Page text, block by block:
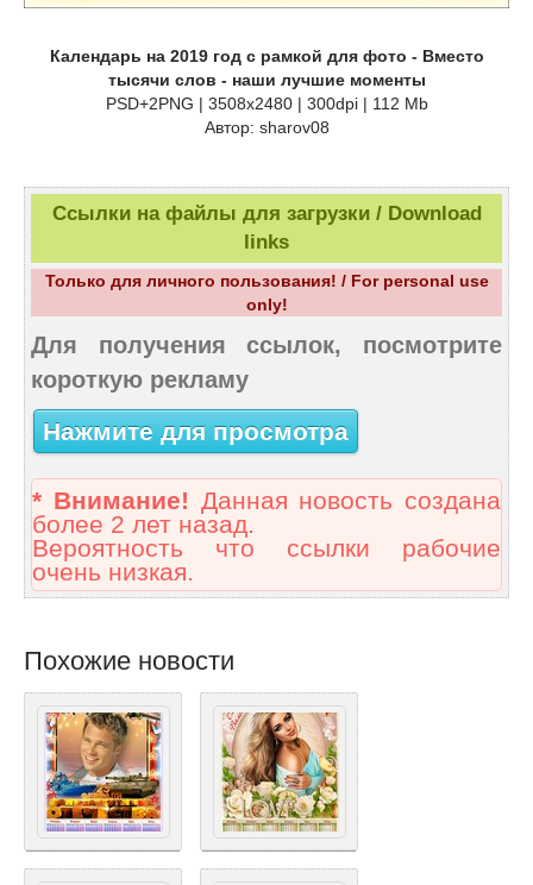
Календарь на 2019 год с рамкой для фото - Вместо
тысячи слов - наши лучшие моменты
PSD+2PNG | 3508x2480 | 300dpi | 112 Mb
Автор: sharov08
Ссылки на файлы для загрузки / Download
links
Только для личного пользования! / For personal use
only!
Для получения ссылок, посмотрите
короткую рекламу
Нажмите для просмотра
* Внимание! Данная новость создана
более 2 лет назад.
Вероятность что ссылки рабочие
очень низкая.
Похожие новости